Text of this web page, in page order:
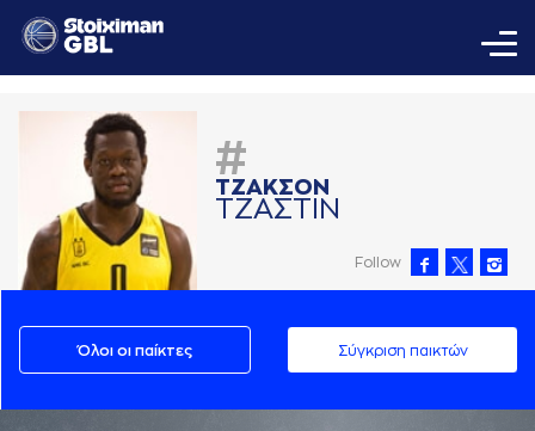
#
ΤΖAΚΣΟΝ
ΤΖAΣΤΙΝ
Follow
Όλοι οι παίκτες Σύγκριση παικτών